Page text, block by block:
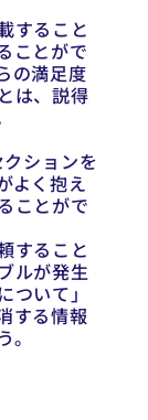
すること
ことがで
の満足度
は、説得
ションを
よく抱え
ことがで
すること
ルが発生
ついて」
する情報